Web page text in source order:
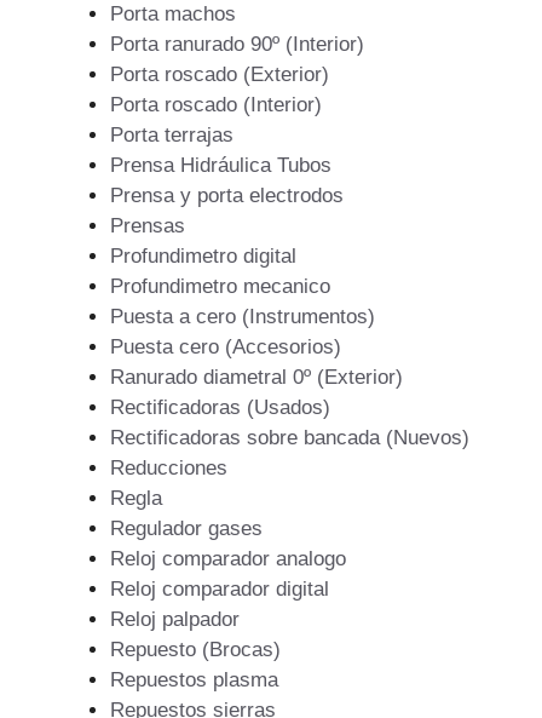
Porta machos
Porta ranurado 90º (Interior)
Porta roscado (Exterior)
Porta roscado (Interior)
Porta terrajas
Prensa Hidráulica Tubos
Prensa y porta electrodos
Prensas
Profundimetro digital
Profundimetro mecanico
Puesta a cero (Instrumentos)
Puesta cero (Accesorios)
Ranurado diametral 0º (Exterior)
Rectificadoras (Usados)
Rectificadoras sobre bancada (Nuevos)
Reducciones
Regla
Regulador gases
Reloj comparador analogo
Reloj comparador digital
Reloj palpador
Repuesto (Brocas)
Repuestos plasma
Repuestos sierras